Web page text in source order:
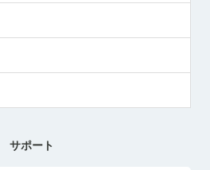
サポート